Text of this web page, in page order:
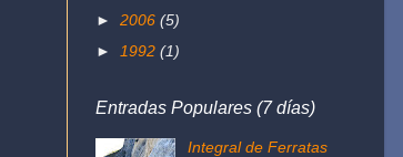
► 2006 (5)
►
1992 (1)
Entradas Populares (7 días)
Integral de Ferratas